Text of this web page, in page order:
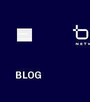
Menú
BLOG